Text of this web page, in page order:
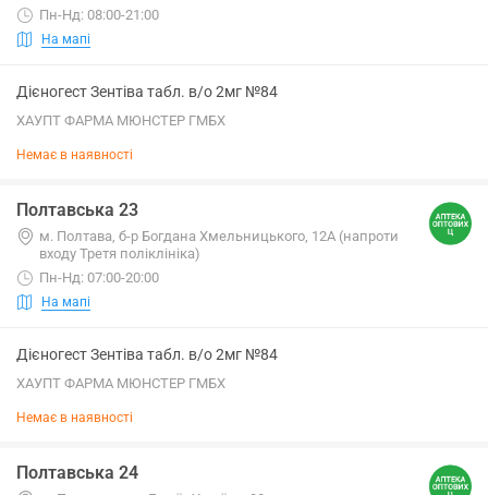
Пн-Нд: 08:00-21:00
На мапі
Дієногест Зентіва табл. в/о 2мг №84
ХАУПТ ФАРМА МЮНСТЕР ГМБХ
Немає в наявності
Полтавська 23
м. Полтава, б-р Богдана Хмельницького, 12А (напроти
входу Третя поліклініка)
Пн-Нд: 07:00-20:00
На мапі
Дієногест Зентіва табл. в/о 2мг №84
ХАУПТ ФАРМА МЮНСТЕР ГМБХ
Немає в наявності
Полтавська 24